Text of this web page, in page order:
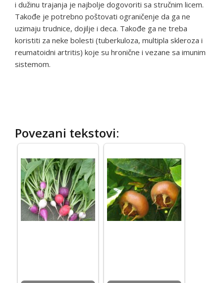
i dužinu trajanja je najbolje dogovoriti sa stručnim licem.
Takođe je potrebno poštovati ograničenje da ga ne
uzimaju trudnice, dojilje i deca. Takođe ga ne treba
koristiti za neke bolesti (tuberkuloza, multipla skleroza i
reumatoidni artritis) koje su hronične i vezane sa imunim
sistemom.
Povezani tekstovi: